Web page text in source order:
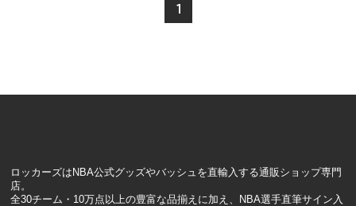
1
ロッカーズはNBA公式グッズやバッシュを直輸入する通販ショップ専門
店。
全30チーム・10万点以上の豊富な品揃えに加え、NBA選手直筆サイン入